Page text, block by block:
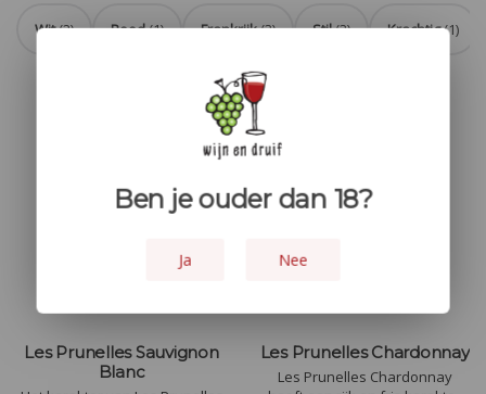
Wit(2) Rood(1) Frankrijk(3) Stil(3) Krachtig(1)
Les Prunelles Sauvignon
Blanc
Les Prunelles Chardonnay
Les Prunelles Chardonnay
Ben je ouder dan 18?
Ja Nee